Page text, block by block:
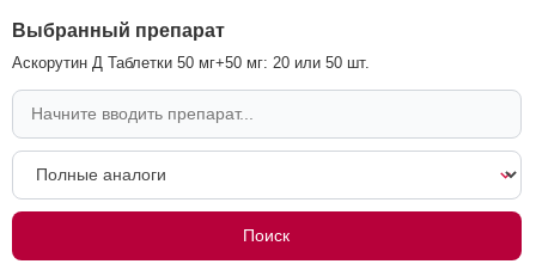
Выбранный препарат
Аскорутин Д Таблетки 50 мг+50 мг: 20 или 50 шт.